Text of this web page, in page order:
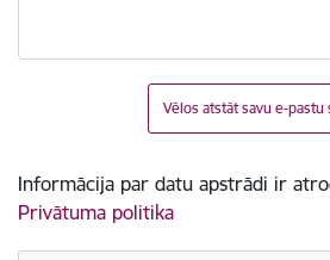
Vēlos atstāt savu e-pastu
Informācija par datu apstrādi ir
Privātuma politika